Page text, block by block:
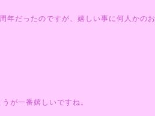
年だったのですが、嬉しい事に何人かの
が一番嬉しいですね。